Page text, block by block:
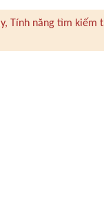
Tính năng tìm